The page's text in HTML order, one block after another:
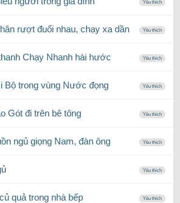
Yêu thích
rượt đuổi nhau, chạy xa dần Yêu thích
Chạy Nhanh hài hước Yêu thích
Bộ trong vùng Nước đọng Yêu thích
Gót đi trên bê tông Yêu thích
ngủ giọng Nam, đàn ông Yêu thích
Yêu thích
quả trong nhà bếp Yêu thích